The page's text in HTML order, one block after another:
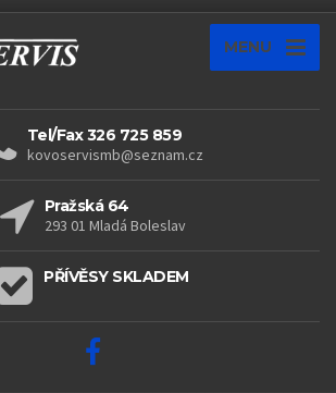
MENU
Tel/Fax 326 725 859
kovoservismb@seznam.cz
Pražská 64
293 01 Mladá Boleslav
PŘÍVĚSY SKLADEM